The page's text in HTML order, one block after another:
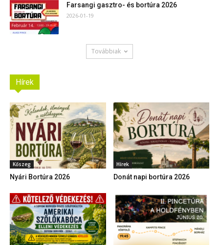
Farsangi gasztro- és bortúra 2026
2026-01-19
Továbbiak
Hírek
Kőszeg
Nyári Bortúra 2026
Hírek
Donát napi bortúra 2026